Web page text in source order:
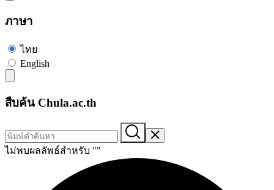
ภาษา
ไทย
English
สืบค้น Chula.ac.th
ไม่พบผลลัพธ์สำหรับ ""